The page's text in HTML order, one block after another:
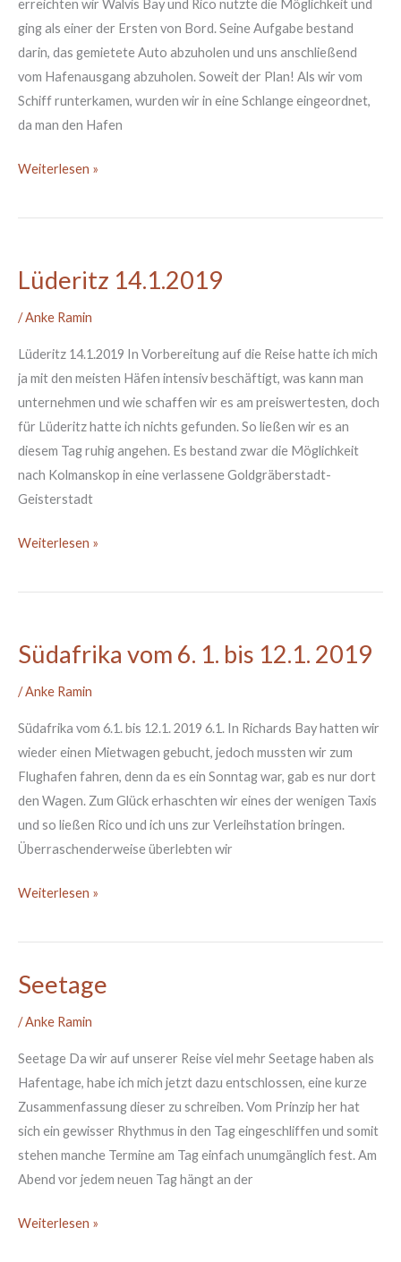
erreichten wir Walvis Bay und Rico nutzte die Möglichkeit und
ging als einer der Ersten von Bord. Seine Aufgabe bestand
darin, das gemietete Auto abzuholen und uns anschließend
vom Hafenausgang abzuholen. Soweit der Plan! Als wir vom
Schiff runterkamen, wurden wir in eine Schlange eingeordnet,
da man den Hafen
Weiterlesen »
Lüderitz 14.1.2019
/Anke Ramin
Lüderitz 14.1.2019 In Vorbereitung auf die Reise hatte ich mich
ja mit den meisten Häfen intensiv beschäftigt, was kann man
unternehmen und wie schaffen wir es am preiswertesten, doch
für Lüderitz hatte ich nichts gefunden. So ließen wir es an
diesem Tag ruhig angehen. Es bestand zwar die Möglichkeit
nach Kolmanskop in eine verlassene Goldgräberstadt-
Geisterstadt
Lüderitz
Weiterlesen »
Südafrika vom 6. 1. bis 12.1. 2019
/Anke Ramin
Südafrika vom 6.1. bis 12.1. 2019 6.1. In Richards Bay hatten wir
wieder einen Mietwagen gebucht, jedoch mussten wir zum
Flughafen fahren, denn da es ein Sonntag war, gab es nur dort
den Wagen. Zum Glück erhaschten wir eines der wenigen Taxis
und so ließen Rico und ich uns zur Verleihstation bringen.
Überraschenderweise überlebten wir
Südafrika
6.
1.
bis
12.1.
2019
Weiterlesen »
Seetage
/Anke Ramin
Seetage Da wir auf unserer Reise viel mehr Seetage haben als
Hafentage, habe ich mich jetzt dazu entschlossen, eine kurze
Zusammenfassung dieser zu schreiben. Vom Prinzip her hat
sich ein gewisser Rhythmus in den Tag eingeschliffen und somit
stehen manche Termine am Tag einfach unumgänglich fest. Am
Abend vor jedem neuen Tag hängt an der
Seetage
Weiterlesen »